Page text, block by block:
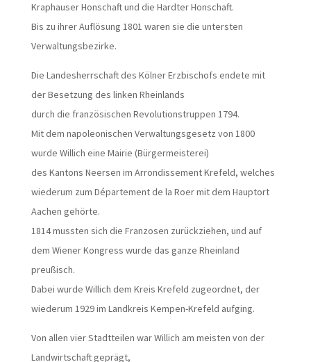
Kraphauser Honschaft und die Hardter Honschaft.
Bis zu ihrer Auflösung 1801 waren sie die untersten
Verwaltungsbezirke.
Die Landesherrschaft des Kölner Erzbischofs endete mit
der Besetzung des linken Rheinlands
durch die französischen Revolutionstruppen 1794.
Mit dem napoleonischen Verwaltungsgesetz von 1800
wurde Willich eine Mairie (Bürgermeisterei)
des Kantons Neersen im Arrondissement Krefeld, welches
wiederum zum Département de la Roer mit dem Hauptort
Aachen gehörte.
1814 mussten sich die Franzosen zurückziehen, und auf
dem Wiener Kongress wurde das ganze Rheinland
preußisch.
Dabei wurde Willich dem Kreis Krefeld zugeordnet, der
wiederum 1929 im Landkreis Kempen-Krefeld aufging.
Von allen vier Stadtteilen war Willich am meisten von der
Landwirtschaft geprägt,